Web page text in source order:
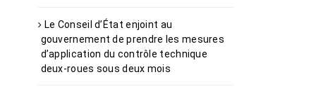
Le Conseil d’État enjoint au
gouvernement de prendre les mesures
d’application du contrôle technique
deux-roues sous deux mois